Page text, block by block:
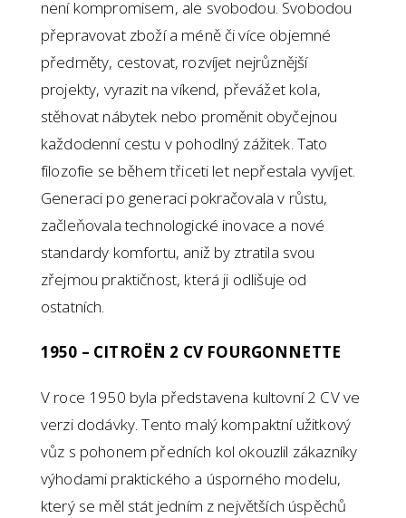
není kompromisem, ale svobodou. Svobodou
přepravovat zboží a méně či více objemné
předměty, cestovat, rozvíjet nejrůznější
projekty, vyrazit na víkend, převážet kola,
stěhovat nábytek nebo proměnit obyčejnou
každodenní cestu v pohodlný zážitek. Tato
filozofie se během třiceti let nepřestala vyvíjet.
Generaci po generaci pokračovala v růstu,
začleňovala technologické inovace a nové
standardy komfortu, aniž by ztratila svou
zřejmou praktičnost, která ji odlišuje od
ostatních.
1950 – CITROËN 2 CV FOURGONNETTE
V roce 1950 byla představena kultovní 2 CV ve
verzi dodávky. Tento malý kompaktní užitkový
vůz s pohonem předních kol okouzlil zákazníky
výhodami praktického a úsporného modelu,
který se měl stát jedním z největších úspěchů